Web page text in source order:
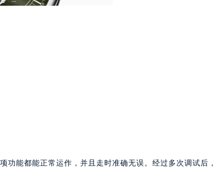
心写字楼20层01室（需提前预约）
（需提前预约）
（需提前预约）
功能都能正常运作，并且走时准确无误。经过多次调试后，